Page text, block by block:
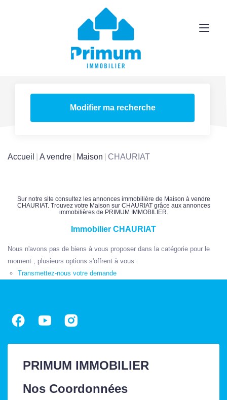
Modifier ma recherche
Accueil A vendre Maison CHAURIAT
Sur notre site consultez les annonces immobilière de Maison à vendre
CHAURIAT. Trouvez votre Maison sur CHAURIAT grâce aux annonces
immobilières de PRIMUM IMMOBILIER.
Immobilier CHAURIAT
Nous n'avons pas de biens à vous proposer dans la catégorie pour le
moment , plusieurs options s'offrent à vous :
Transmettez-nous votre demande
PRIMUM IMMOBILIER
Nos Coordonnées